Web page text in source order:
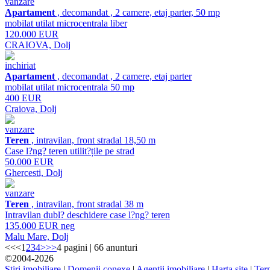
Apartament , decomandat , 2 camere, etaj parter, 50 mp
mobilat utilat microcentrala liber
120.000 EUR
CRAIOVA, Dolj
inchiriat
Apartament , decomandat , 2 camere, etaj parter
mobilat utilat microcentrala 50 mp
400 EUR
Craiova, Dolj
vanzare
Teren , intravilan, front stradal 18,50 m
Case l?ng? teren utilit?țile pe strad
50.000 EUR
Ghercesti, Dolj
vanzare
Teren , intravilan, front stradal 38 m
Intravilan dubl? deschidere case l?ng? teren
135.000 EUR neg
Malu Mare, Dolj
<<<1 234>>>4 pagini | 66 anunturi
©2004-2026